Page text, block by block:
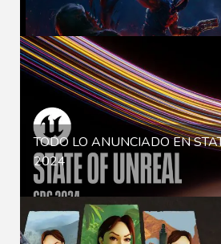
TODO LO ANUNCIADO EN
2024